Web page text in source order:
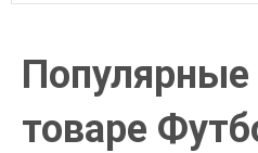
товаре